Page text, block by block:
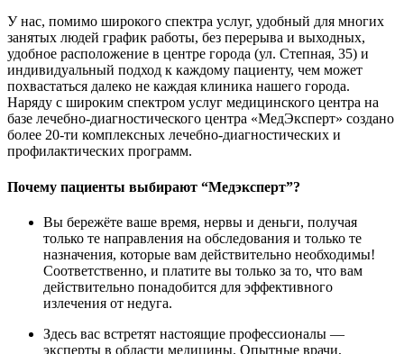
У нас, помимо широкого спектра услуг, удобный для многих
занятых людей график работы, без перерыва и выходных,
удобное расположение в центре города (ул. Степная, 35) и
индивидуальный подход к каждому пациенту, чем может
похвастаться далеко не каждая клиника нашего города.
Наряду с широким спектром услуг медицинского центра на
базе лечебно-диагностического центра «МедЭксперт» создано
более 20-ти комплексных лечебно-диагностических и
профилактических программ.
Почему пациенты выбирают “Медэксперт”?
Вы бережёте ваше время, нервы и деньги, получая
только те направления на обследования и только те
назначения, которые вам действительно необходимы!
Соответственно, и платите вы только за то, что вам
действительно понадобится для эффективного
излечения от недуга.
Здесь вас встретят настоящие профессионалы —
эксперты в области медицины. Опытные врачи,